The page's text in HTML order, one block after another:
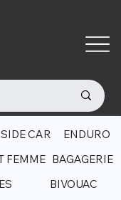
SIDE CAR
ENDURO
FEMME BAGAGERIE
BIVOUAC